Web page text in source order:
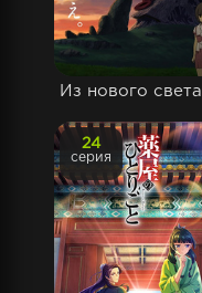
Из нового света
24
серия